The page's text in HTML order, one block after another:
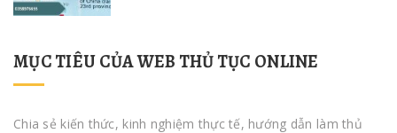
MỤC TIÊU CỦA WEB THỦ TỤC ONLINE
Chia sẻ kiến thức, kinh nghiệm thực tế, hướng dẫn làm thủ